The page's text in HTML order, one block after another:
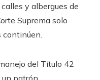
y albergues de
Suprema solo
del Título 42
un patrón